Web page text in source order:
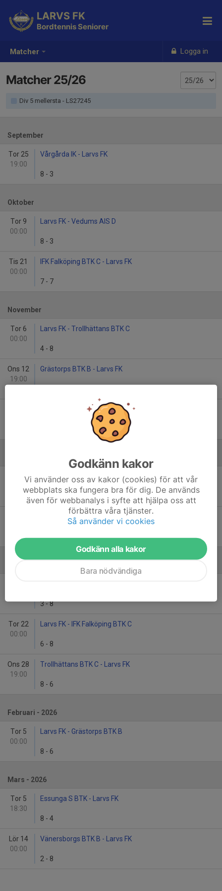
Matcher Logga in
LARVS FK
Bordtennis Seniorer
Matcher 25/26
Div 5 mellersta - LS27245
September
Tor 25
19:00
Vårgårda IK - Larvs FK
8 - 3
Oktober
Tor 9
00:00
Larvs FK - Vedums AIS D
8 - 3
Tis 21
00:00
IFK Falköping BTK C - Larvs FK
7 - 7
November
Tor 6
00:00
Larvs FK - Trollhättans BTK C
4 - 8
Ons 12
19:00
Grästorps BTK B - Larvs FK
Larvs FK - Essunga S BTK
Tor 4
Larvs FK - Vänersborgs BTK B
- 4
Larvs FK - Vårgårda IK
4-8
3-8
Tor 22
00:00
Larvs FK - IFK Falköping BTK C
6 - 8
Ons 28
19:00
Trollhättans BTK C - Larvs FK
8 - 6
Februari - 2026
Tor 5
00:00
Larvs FK - Grästorps BTK B
8 - 6
Mars - 2026
Tor 5
18:30
Essunga S BTK - Larvs FK
8 - 4
Lör 14
00:00
Vänersborgs BTK B - Larvs FK
2 - 8
Godkänn kakor
Vi använder oss av kakor (cookies) för att vår
webbplats ska fungera bra för dig. De används
även för webbanalys i syfte att hjälpa oss att
förbättra våra tjänster.
Så använder vi cookies
Godkänn alla kakor
Bara nödvändiga